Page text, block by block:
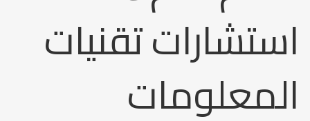
استشارات تقنيات
المعلومات